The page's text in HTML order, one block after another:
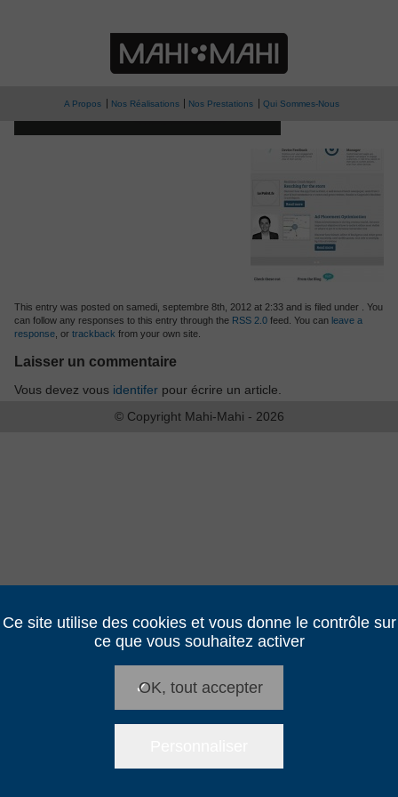
A Propos Nos Réalisations Nos Prestations Qui Sommes-Nous
This entry was posted on samedi, septembre 8th, 2012 at 2:33 and is filed under . You
can follow any responses to this entry through the RSS 2.0feed. You can leave a
response, or trackback from your own site.
Laisser un commentaire
Vous devez vous identiferpour écrire un article.
© Copyright Mahi-Mahi - 2026
Ce site utilise des cookies et vous donne le contrôle sur
ce que vous souhaitez activer
✓
OK, tout accepter